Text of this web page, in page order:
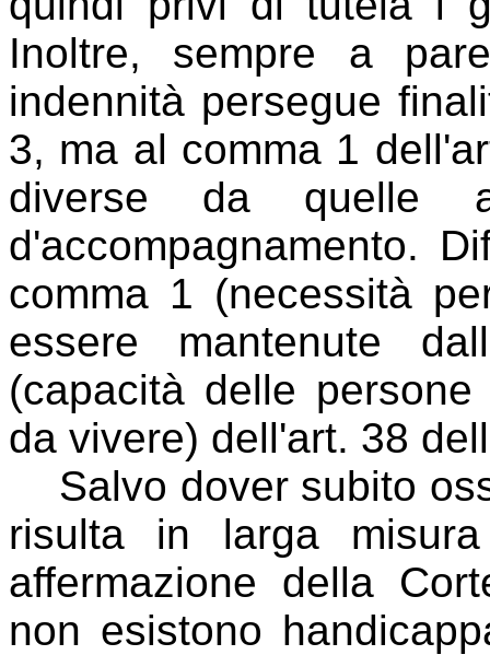
Inoltre, sempre a
indennità persegue
3, ma al comma 1
diverse da quelle
d'accompagnamento.
comma 1 (necessità
essere mantenute
(capacità delle
da vivere) dell'art. 38
Salvo dover subito
risulta in larga misura
affermazione della
non esistono